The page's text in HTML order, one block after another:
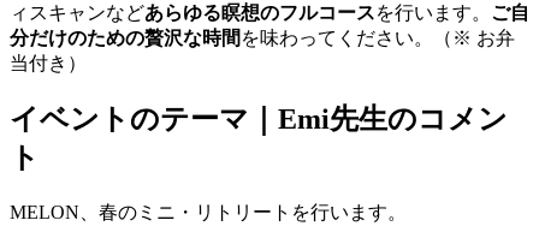
ィスキャンなどあらゆる瞑想のフルコースを行います。 ご自
分だけのための贅沢な時間 を味わってください。（※ お弁
当付き）
イベントのテーマ｜ Emi先生のコメン
ト
MELON、春のミニ・リトリートを行います。